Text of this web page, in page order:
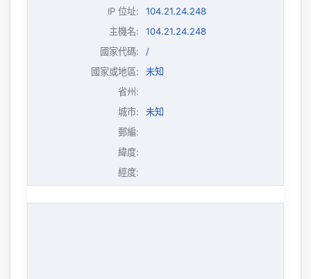
IP 位址:
104.21.24.248
主機名:
104.21.24.248
國家代碼:
/
國家或地區:
未知
省州:
城市:
未知
郵編:
緯度:
經度: